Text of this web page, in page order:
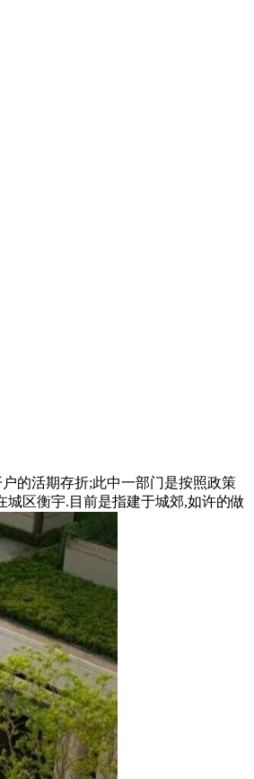
的活期存折;此中一部门是按照政策
区衡宇.目前是指建于城郊,如许的做